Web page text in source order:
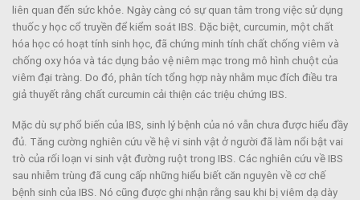
liên quan đến sức khỏe. Ngày càng có sự quan tâm trong việc sử dụng
thuốc y học cổ truyền để kiểm soát IBS. Đặc biệt, curcumin, một chất
hóa học có hoạt tính sinh học, đã chứng minh tính chất chống viêm và
chống oxy hóa và tác dụng bảo vệ niêm mạc trong mô hình chuột của
viêm đại tràng. Do đó, phân tích tổng hợp này nhằm mục đích điều tra
giả thuyết rằng chất curcumin cải thiện các triệu chứng IBS.
Mặc dù sự phổ biến của IBS, sinh lý bệnh của nó vẫn chưa được hiểu đầy
đủ. Tăng cường nghiên cứu về hệ vi sinh vật ở người đã làm nổi bật vai
trò của rối loạn vi sinh vật đường ruột trong IBS. Các nghiên cứu về IBS
sau nhiễm trùng đã cung cấp những hiểu biết căn nguyên về cơ chế
bệnh sinh của IBS. Nó cũng được ghi nhận rằng sau khi bị viêm dạ dày